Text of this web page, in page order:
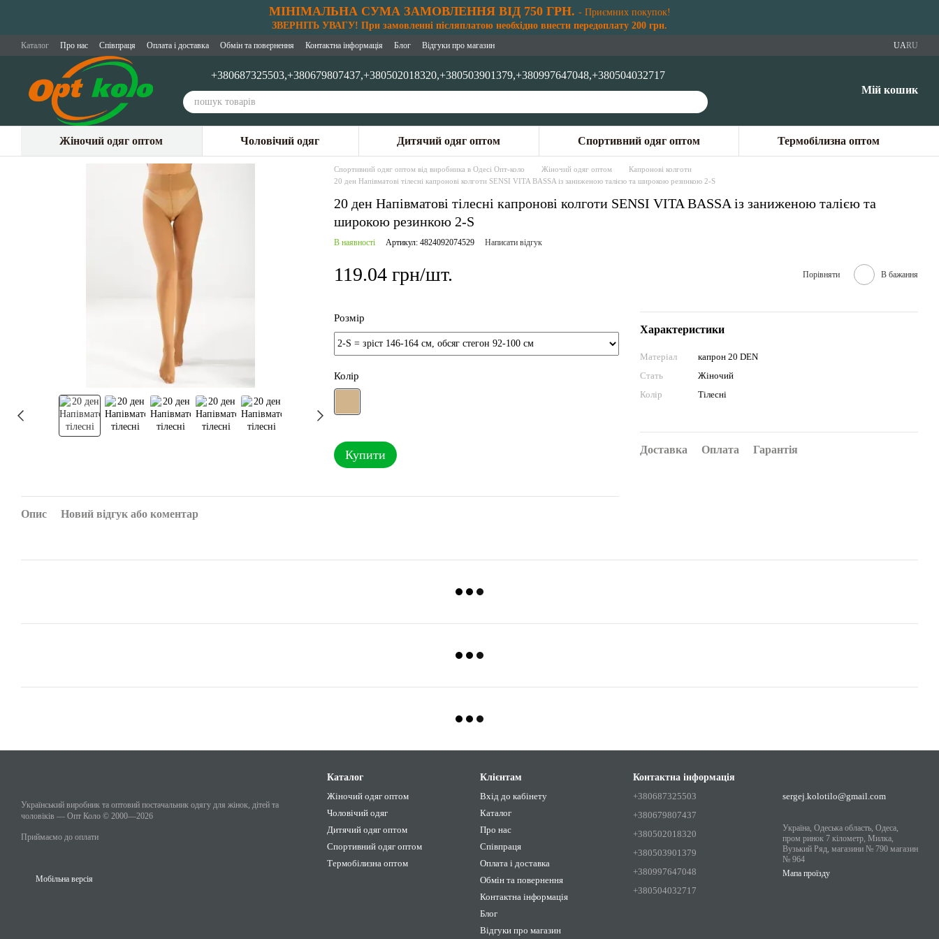
МІНІМАЛЬНА СУМА ЗАМОВЛЕННЯ ВІД 750 ГРН. - Приємних покупок!
ЗВЕРНІТЬ УВАГУ! При замовленні післяплатою необхідно внести передоплату 200 грн.
Каталог Про нас Співпраця Оплата і доставка Обмін та повернення Контактна інформація Блог Відгуки про магазин UARU
+380687325503,+380679807437,+380502018320,+380503901379,+380997647048,+380504032717
Мій кошик
Жіночий одяг оптом Чоловічий одяг Дитячий одяг оптом Спортивний одяг оптом Термобілизна оптом
Спортивний одяг оптом від виробника в Одесі Опт-коло Жіночий одяг оптом
Капронові колготи
20 ден Напівматові тілесні капронові колготи SENSI VITA BASSA із заниженою талією та широкою резинкою 2-S
20 ден Напівматові тілесні капронові колготи SENSI VITA BASSA із заниженою талією та
широкою резинкою 2-S
В наявності Артикул: 4824092074529 Написати відгук
119.04 грн/шт. Порівняти В бажання
Розмір
Колір
Купити
Характеристики
Матеріал
капрон 20 DEN
Стать
Жіночий
Колір
Тілесні
Доставка Оплата Гарантія
Опис Новий відгук або коментар
Український виробник та оптовий постачальник одягу для жінок, дітей та
чоловіків — Опт Коло © 2000—2026
Приймаємо до оплати
Мобільна версія
Каталог
Жіночий одяг оптом
Чоловічий одяг
Дитячий одяг оптом
Спортивний одяг оптом
Термобілизна оптом
Клієнтам
Вхід до кабінету
Каталог
Про нас
Співпраця
Оплата і доставка
Обмін та повернення
Контактна інформація
Блог
Відгуки про магазин
Контактна інформація
+380687325503
+380679807437
+380502018320
+380503901379
+380997647048
+380504032717
sergej.kolotilo@gmail.com
Україна, Одеська область, Одеса,
пром ринок 7 кілометр, Милка,
Вузький Ряд, магазини № 790 магазин
№ 964
Мапа проїзду